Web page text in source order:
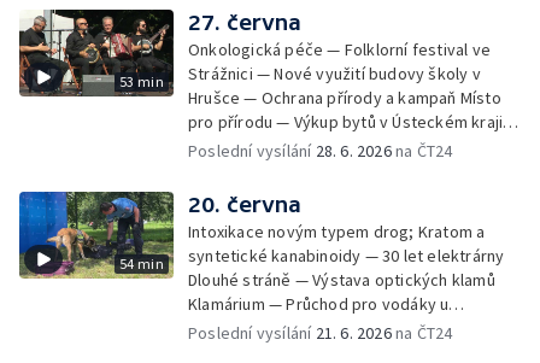
53 min
27. června
Onkologická péče — Folklorní festival ve
Strážnici — Nové využití budovy školy v
Hrušce — Ochrana přírody a kampaň Místo
pro přírodu — Výkup bytů v Ústeckém kraji —
Bezpečnost u vody — Historická sbírka
teplárny
Poslední vysílání 28. 6. 2026na ČT24
54 min
20. června
Intoxikace novým typem drog; Kratom a
syntetické kanabinoidy — 30 let elektrárny
Dlouhé stráně — Výstava optických klamů
Klamárium — Průchod pro vodáky u
krumlovského Plešivce — Mladí lidé riskují na
Poslední vysílání 21. 6. 2026na ČT24